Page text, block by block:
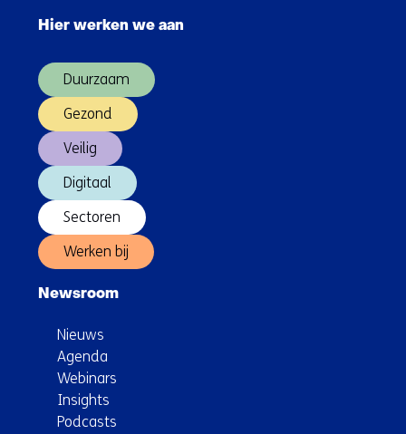
Hier werken we aan
Duurzaam
Gezond
Veilig
Digitaal
Sectoren
Werken bij
Newsroom
Nieuws
Agenda
Webinars
Insights
Podcasts